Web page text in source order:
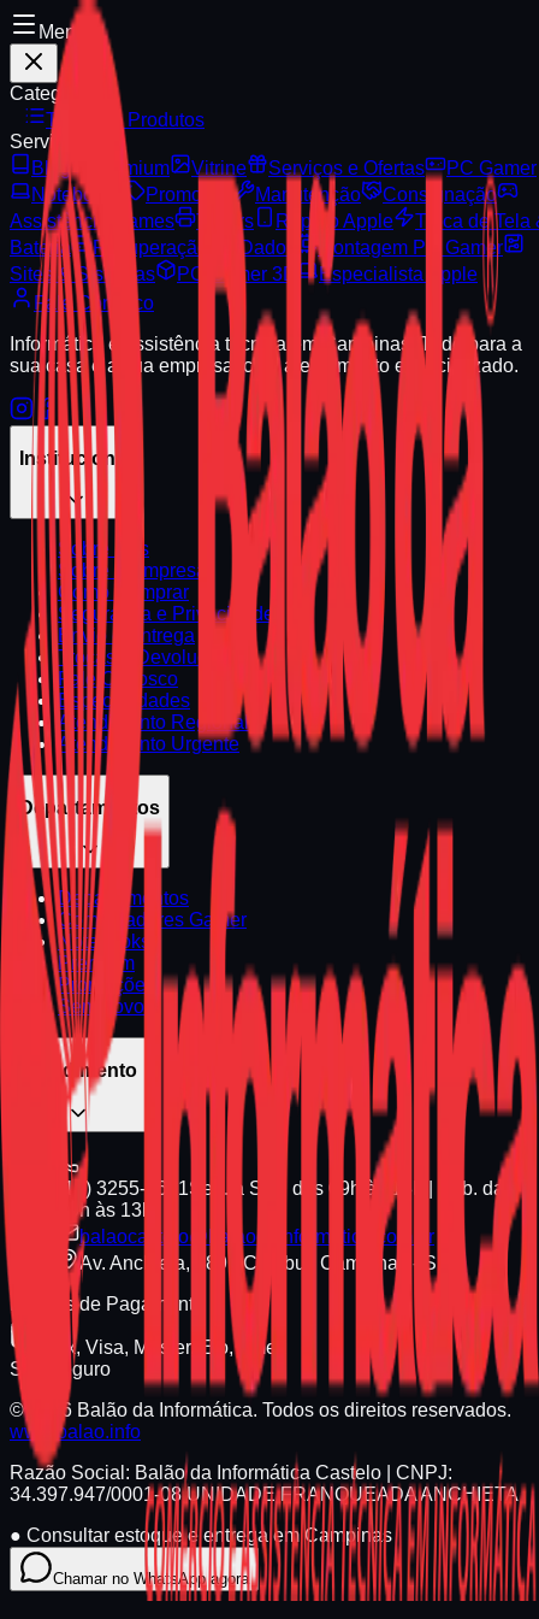
Menu
Categorias
Todos os Produtos
Serviços
Blog
Premium Vitrine Serviços e Ofertas
PC Gamer
Notebooks
Promoção Manutenção
Consignação
Assistência Games
Toners Reparo Apple
Troca de Tela
Bateria
Recuperação de Dados
Montagem PC Gamer
Sites & Sistemas
PC Gamer 3D
Especialista Apple
Fale Conosco
Informática e assistência técnica em Campinas. Tudo para a
sua casa e a sua empresa, com atendimento especializado.
Institucional
Sobre Nós
Sobre a Empresa
Como Comprar
Segurança e Privacidade
Envio e Entrega
Trocas e Devoluções
Fale Conosco
Especialidades
Atendimento Regional
Atendimento Urgente
Departamentos
Departamentos
Computadores Gamer
Notebooks
Premium
Promoções
Seminovos
Atendimento
(19) 3255-1661Seg. a Sex. das 09h às 18h | Sáb. das
09h às 13h
balaocastelo@balaodainformatica.com.br
Av. Anchieta, 789 - Cambuí, Campinas - SP
Formas de Pagamento
Pix, Visa, Master, Elo, Amex
Site Seguro
© 2026 Balão da Informática. Todos os direitos reservados.
www.balao.info
Razão Social: Balão da Informática Castelo | CNPJ:
34.397.947/0001-08UNIDADE FRANQUEADA ANCHIETA
● Consultar estoque e entrega em Campinas
Chamar no WhatsApp agora